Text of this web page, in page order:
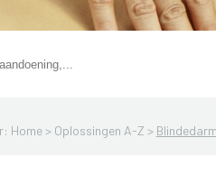
Home > Oplossingen A-Z >